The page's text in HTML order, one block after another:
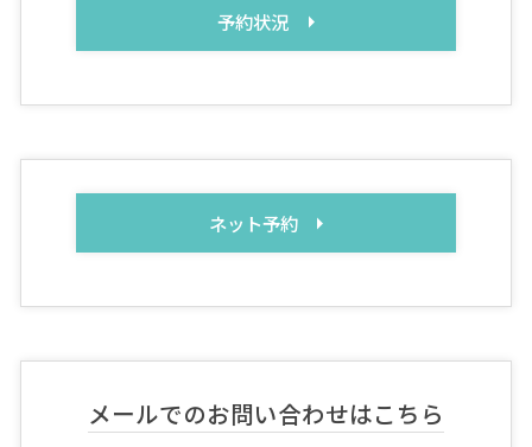
予約状況
ネット予約
メールでのお問い合わせはこちら